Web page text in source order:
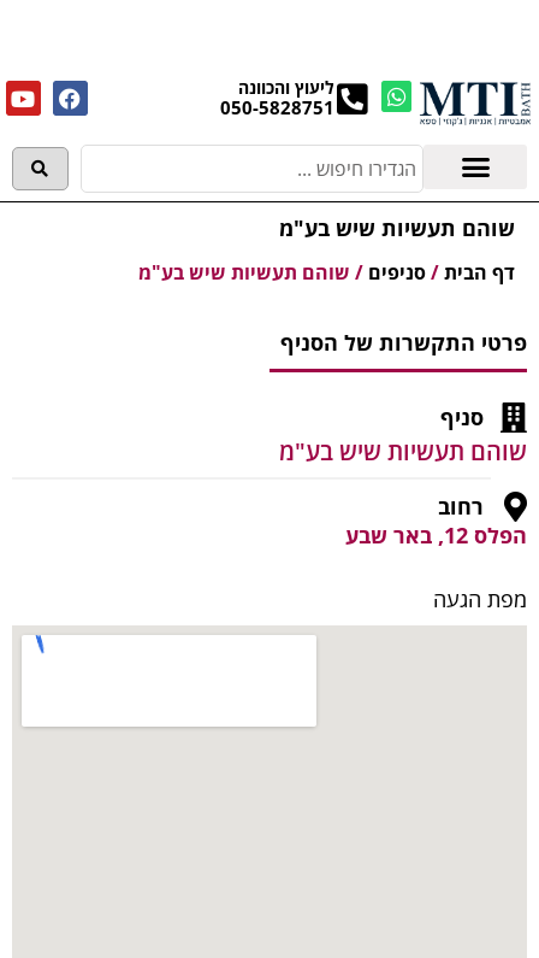
ליעוץ והכוונה
050-5828751
שוהם תעשיות שיש בע"מ
דף הבית/סניפים / שוהם תעשיות שיש בע"מ
פרטי התקשרות של הסניף
סניף
שוהם תעשיות שיש בע"מ
רחוב
הפלס 12, באר שבע
מפת הגעה